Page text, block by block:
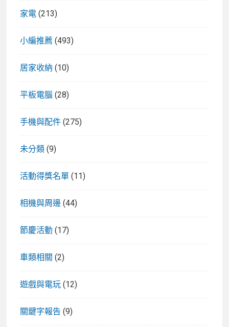
家電 (213)
小編推薦 (493)
居家收納 (10)
平板電腦 (28)
手機與配件 (275)
未分類 (9)
活動得獎名單 (11)
相機與周邊 (44)
節慶活動 (17)
車類相關 (2)
遊戲與電玩 (12)
關鍵字報告 (9)